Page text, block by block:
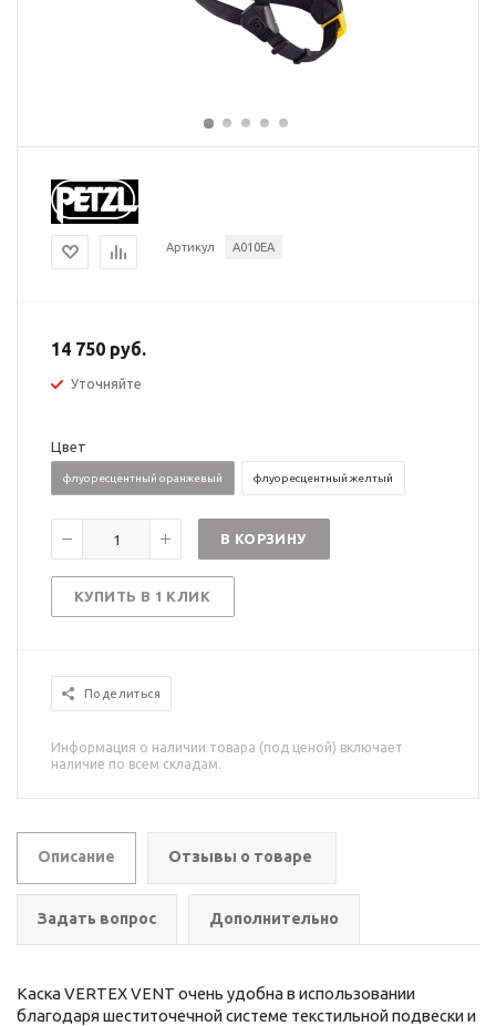
Артикул A010EA
14 750 руб.
Уточняйте
Цвет
флуоресцентный оранжевый флуоресцентный желтый
В КОРЗИНУ
КУПИТЬ В 1 КЛИК
Поделиться
Информация о наличии товара (под ценой) включает
наличие по всем складам.
Описание Отзывы о товаре
Задать вопрос Дополнительно
Каска VERTEX VENT очень удобна в использовании
благодаря шеститочечной системе текстильной подвески и